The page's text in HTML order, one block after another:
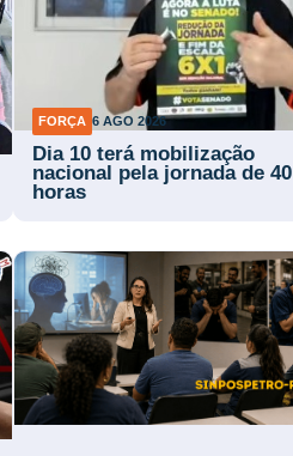
FORÇA 6 AGO 2026
Dia 10 terá mobilização
nacional pela jornada de 40
horas